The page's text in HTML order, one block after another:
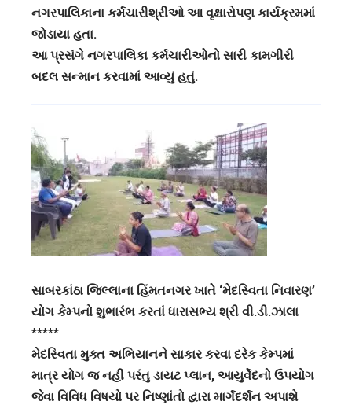
નગરપાલિકાના કર્મચારીશ્રીઓ આ વૃક્ષારોપણ કાર્યક્રમમાં
જોડાયા હતા.
આ પ્રસંગે નગરપાલિકા કર્મચારીઓનો સારી કામગીરી
બદલ સન્માન કરવામાં આવ્યું હતું.
સાબરકાંઠા જિલ્લાના હિંમતનગર ખાતે ‘મેદસ્વિતા નિવારણ’
યોગ કેમ્પનો શુભારંભ કરતાં ધારાસભ્ય શ્રી વી.ડી.ઝાલા
*****
મેદસ્વિતા મુક્ત અભિયાનને સાકાર કરવા દરેક કેમ્પમાં
માત્ર યોગ જ નહીં પરંતુ ડાયટ પ્લાન, આયુર્વેદનો ઉપયોગ
જેવા વિવિધ વિષયો પર નિષ્ણાંતો દ્વારા માર્ગદર્શન અપાશે